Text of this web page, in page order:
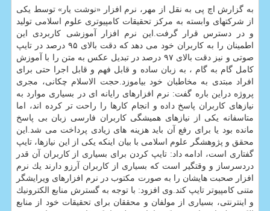
به گزارش اچ پی به نقل از مهر، نرم افزار «نوشت یار» توسط یكی
از شركتهای وابسته به مركز تحقیقات كامپیوتری علوم اسلامی تولید
و در دسترس قرار گرفت.این نرم افزار آموزشی كاربردی این
اطمینان را به كاربران خود می دهد كه دقت بالای ۹۵ درصد در تایپ
صوتی و نیز دقت بالای ۹۷ درصد در تبدیل عكس به متن را با آموزش
كامل گام به گام ، به زبان ساده و قابل فهم و قابل اجرا حتی برای
افراد مبتدی به مخاطبان خود بیاموزد.حجت الاسلام چكانی، مجری
پروژه دراین باره گفت: نرم افزارهای رایانه ای در بسیاری موارد به
نیازهای كاربران پاسخ داده و انجام كارها را راحت تر كرده اند، اما
متاسفانه یكی از نیازهای همیشگی كاربران فارسی زبان بی پاسخ
مانده بود یا برای رفع آن باید هزینه های زیادی پرداخت می شد.این
محقق و پژوهشگر علوم اسلامی با بیان اینكه یكی از این نیازها، تایپ
گفتاری است، ادامه داد: تایپ كردن برای بسیاری از كاربران آن قدر
دردسرساز و وقتگیر است كه بسیاری از كاربران آرزو دارند یك نرم
افزار صحبت هایشان را به صورت مكتوب در نرم افزارهای ویرایشگر
متنی كامپیوتر تایپ كند.وی افزود: با توجه به گسترش منابع الكترونیك
و اینترنتی، بسیاری از مولفان و محققان برای تحقیقات خود از منابع